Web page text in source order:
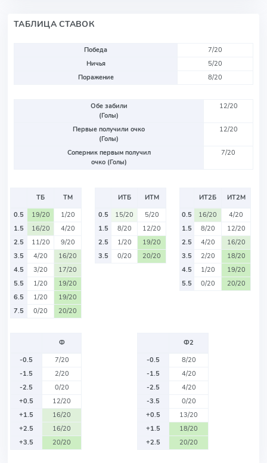
ТАБЛИЦА СТАВОК
Победа
7/20
Ничья
5/20
Поражение
8/20
Обе забили
(Голы)
12/20
Первые получили очко
(Голы)
12/20
Соперник первым получил
очко (Голы)
7/20
ТБ
ТМ
0.5
19/20
1/20
1.5
16/20
4/20
2.5
11/20
9/20
3.5
4/20
16/20
4.5
3/20
17/20
5.5
1/20
19/20
6.5
1/20
19/20
7.5
0/20 20/20
ИТБ
ИТМ
0.5
15/20
5/20
1.5
8/20
12/20
2.5
1/20
19/20
3.5
0/20 20/20
ИТ2Б
ИТ2М
0.5
16/20
4/20
1.5
8/20
12/20
2.5
4/20
16/20
3.5
2/20
18/20
4.5
1/20
19/20
5.5
0/20 20/20
Ф
-0.5
7/20
-1.5
2/20
-2.5
0/20
+0.5
12/20
+1.5
16/20
+2.5
16/20
+3.5
20/20
Ф2
-0.5
8/20
-1.5
4/20
-2.5
4/20
-3.5
0/20
+0.5
13/20
+1.5
18/20
+2.5
20/20